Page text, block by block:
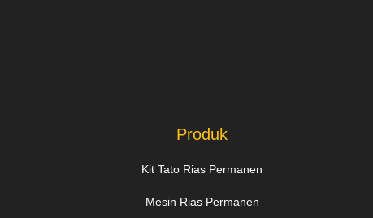
Produk
Kit Tato Rias Permanen
Mesin Rias Permanen